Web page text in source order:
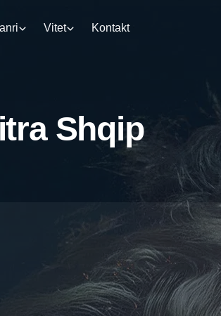
Vitet Kontakt
Shqip